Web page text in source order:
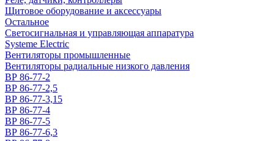
Щитовое оборудование и аксессуары
Остальное
Светосигнальная и управляющая аппаратура
Systeme Electric
Вентиляторы промышленные
Вентиляторы радиальные низкого давления
ВР 86-77-2
ВР 86-77-2,5
ВР 86-77-3,15
ВР 86-77-4
ВР 86-77-5
ВР 86-77-6,3